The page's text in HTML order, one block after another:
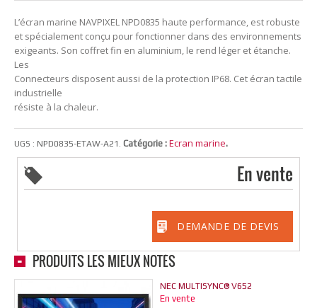
L’écran marine NAVPIXEL NPD0835 haute performance, est robuste
et spécialement conçu pour fonctionner dans des environnements
exigeants. Son coffret fin en aluminium, le rend léger et étanche.
Les
Connecteurs disposent aussi de la protection IP68. Cet écran tactile
industrielle
résiste à la chaleur.
UGS : NPD0835-ETAW-A21 . Catégorie : Ecran marine.
En vente
DEMANDE DE DEVIS
PRODUITS LES MIEUX NOTÉS
NEC MULTISYNC® V652
En vente